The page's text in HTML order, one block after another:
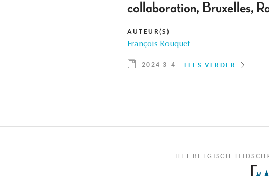
collaboration, Bruxelles,
AUTEUR(S)
François Rouquet
2024 3-4 LEES VERDER
HET BELGISCH